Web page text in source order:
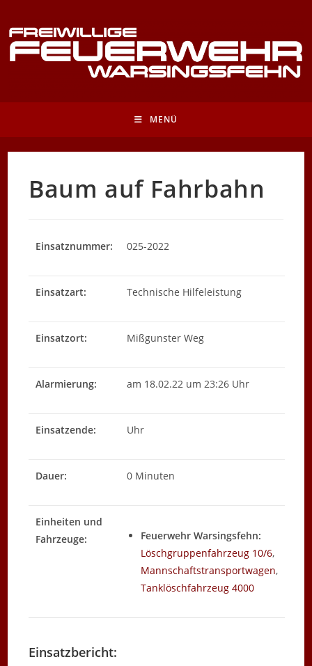
Inhalt
springen
MENÜ
Baum auf Fahrbahn
Einsatznummer: 025-2022
Einsatzart: Technische Hilfeleistung
Einsatzort: Mißgunster Weg
Alarmierung: am 18.02.22 um 23:26 Uhr
Einsatzende: Uhr
Dauer: 0 Minuten
Einheiten und
Fahrzeuge:
Feuerwehr Warsingsfehn:
Löschgruppenfahrzeug 10/6,
Mannschaftstransportwagen,
Tanklöschfahrzeug 4000
Einsatzbericht: